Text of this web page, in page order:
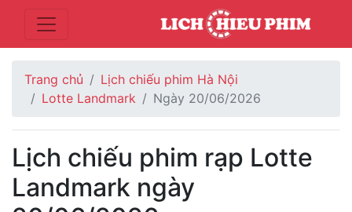
Trang chủ
Lịch chiếu phim Hà Nội
Lotte Landmark
Ngày 20/06/2026
Lịch chiếu phim rạp Lotte
Landmark ngày